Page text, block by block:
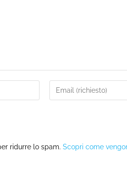
ridurre lo spam. Scopri come